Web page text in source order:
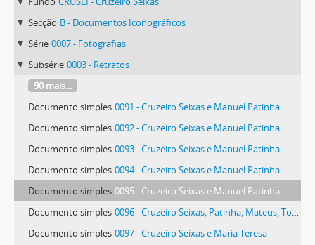
Secção B - Documentos Iconográficos
Série 0007 - Fotografias
Subsérie 0003 - Retratos
90 mais...
Documento simples 0091 - Cruzeiro Seixas e Manuel Patinha
Documento simples 0092 - Cruzeiro Seixas e Manuel Patinha
Documento simples 0093 - Cruzeiro Seixas e Manuel Patinha
Documento simples 0094 - Cruzeiro Seixas e Manuel Patinha
Documento simples 0095 - Cruzeiro Seixas e Manuel Patinha
Documento simples 0096 - Cruzeiro Seixas, Patinha, Mateus, Tomé e outros
Documento simples 0097 - Cruzeiro Seixas e Maria Teresa